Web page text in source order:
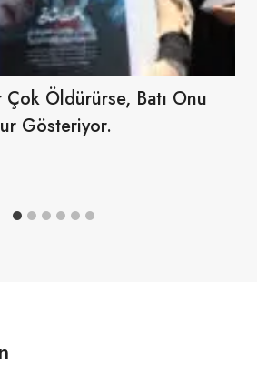
Öldürürse, Batı Onu
Gösteriyor.